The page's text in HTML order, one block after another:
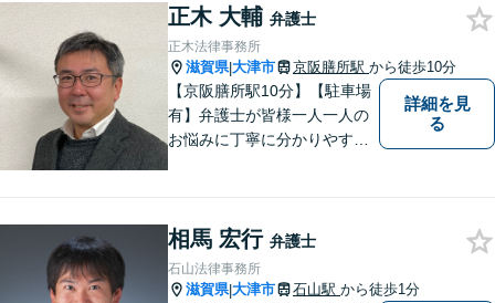
お話をお聞かせください。
【無料駐車場あり】
正木 大輔 弁護士
正木法律事務所
滋賀県|大津市 京阪膳所駅 から徒歩10分
【京阪膳所駅10分】【駐車場
有】弁護士が皆様一人一人の
お悩みに丁寧に分かりやすく
進できることがございます。
どうぞ当事務所にご相談くだ
さい。
詳細を見
る
相馬 宏行 弁護士
石山法律事務所
滋賀県|大津市 石山駅 から徒歩1分